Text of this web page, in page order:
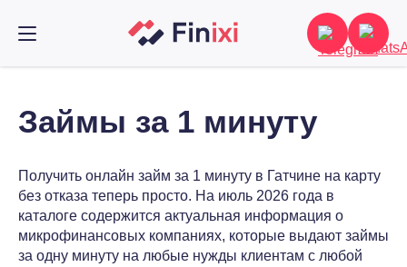
Займы за 1 минуту
Получить онлайн займ за 1 минуту в Гатчине на карту
без отказа теперь просто. На июль 2026 года в
каталоге содержится актуальная информация о
микрофинансовых компаниях, которые выдают займы
за одну минуту на любые нужды клиентам с любой